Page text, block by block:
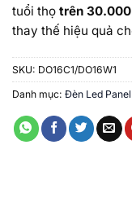
tuổi thọ trên
thay thế hiệu quả
SKU: DO16C1/DO16W1
Danh mục: Đèn Led